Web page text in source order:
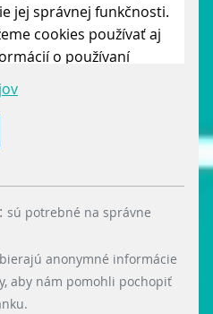
jej správnej funkčnosti.
cookies používať aj
o používaní
neustále vylepšovať.
cookies“
ako len nevyhnutných
cookies“ a
výber“ súhlasíš s
cookies. Ak chceš
všetkých súborov
a marketingové),
cookies“.
kedykoľvek zmeniť v
sú potrebné na správne
anonymné informácie
aby nám pomohli pochopiť